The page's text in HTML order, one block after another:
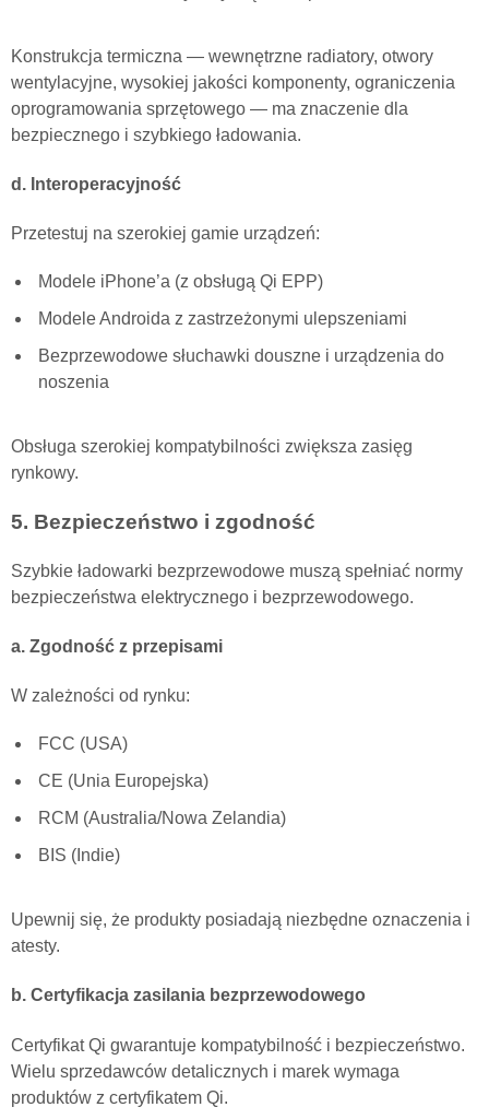
Konstrukcja termiczna — wewnętrzne radiatory, otwory
wentylacyjne, wysokiej jakości komponenty, ograniczenia
oprogramowania sprzętowego — ma znaczenie dla
bezpiecznego i szybkiego ładowania.
d. Interoperacyjność
Przetestuj na szerokiej gamie urządzeń:
Modele iPhone’a (z obsługą Qi EPP)
Modele Androida z zastrzeżonymi ulepszeniami
Bezprzewodowe słuchawki douszne i urządzenia do
noszenia
Obsługa szerokiej kompatybilności zwiększa zasięg
rynkowy.
5. Bezpieczeństwo i zgodność
Szybkie ładowarki bezprzewodowe muszą spełniać normy
bezpieczeństwa elektrycznego i bezprzewodowego.
a. Zgodność z przepisami
W zależności od rynku:
FCC (USA)
CE (Unia Europejska)
RCM (Australia/Nowa Zelandia)
BIS (Indie)
Upewnij się, że produkty posiadają niezbędne oznaczenia i
atesty.
b. Certyfikacja zasilania bezprzewodowego
Certyfikat Qi gwarantuje kompatybilność i bezpieczeństwo.
Wielu sprzedawców detalicznych i marek wymaga
produktów z certyfikatem Qi.